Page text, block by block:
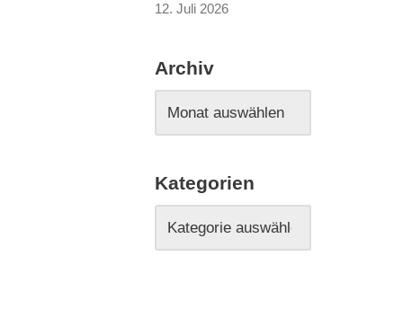
12. Juli 2026
Archiv
Kategorien